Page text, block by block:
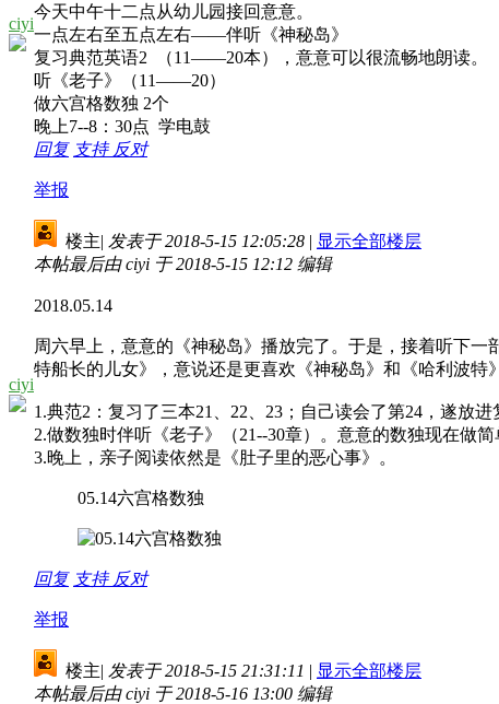
ciyi
今天中午十二点从幼儿园接回意意。
一点左右至五点左右——伴听《神秘岛》
复习典范英语2 （11——20本），意意可以很流畅地朗读。
听《老子》（11——20）
做六宫格数独 2个
晚上7--8：30点 学电鼓
回复 支持 反对
举报
ciyi
楼主| 发表于 2018-5-15 12:05:28 | 显示全部楼层
本帖最后由 ciyi 于 2018-5-15 12:12 编辑
2018.05.14
周六早上，意意的《神秘岛》播放完了。于是，接着听下
特船长的儿女》，意说还是更喜欢《神秘岛》和《哈利波特
1.典范2：复习了三本21、22、23；自己读会了第24，遂放
2.做数独时伴听《老子》（21--30章）。意意的数独现在做
3.晚上，亲子阅读依然是《肚子里的恶心事》。
05.14六宫格数独
回复 支持 反对
举报
楼主| 发表于 2018-5-15 21:31:11 | 显示全部楼层
本帖最后由 ciyi 于 2018-5-16 13:00 编辑